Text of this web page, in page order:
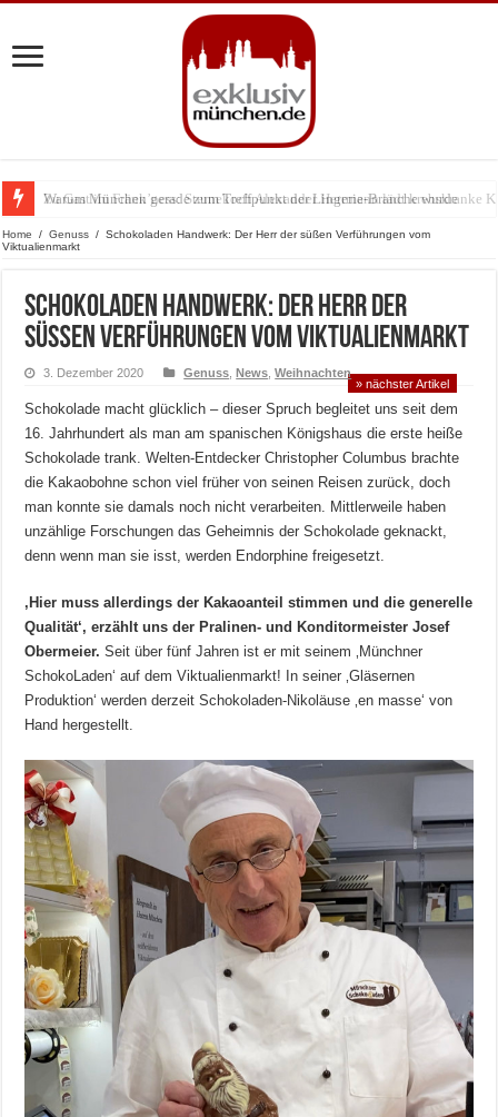
Warum München gerade zum Treffpunkt der Lingerie-Branche wurde
Home / Genuss / Schokoladen Handwerk: Der Herr der süßen Verführungen vom
Viktualienmarkt
Schokoladen Handwerk: Der Herr der
süßen Verführungen vom Viktualienmarkt
3. Dezember 2020 Genuss ,News ,Weihnachten
» nächster Artikel
Schokolade macht glücklich – dieser Spruch begleitet uns seit dem
16. Jahrhundert als man am spanischen Königshaus die erste heiße
Schokolade trank. Welten-Entdecker Christopher Columbus brachte
die Kakaobohne schon viel früher von seinen Reisen zurück, doch
man konnte sie damals noch nicht verarbeiten. Mittlerweile haben
unzählige Forschungen das Geheimnis der Schokolade geknackt,
denn wenn man sie isst, werden Endorphine freigesetzt.
‚Hier muss allerdings der Kakaoanteil stimmen und die generelle
Qualität‘, erzählt uns der Pralinen- und Konditormeister Josef
Obermeier. Seit über fünf Jahren ist er mit seinem ‚Münchner
SchokoLaden‘ auf dem Viktualienmarkt! In seiner ‚Gläsernen
Produktion‘ werden derzeit Schokoladen-Nikoläuse ‚en masse‘ von
Hand hergestellt.